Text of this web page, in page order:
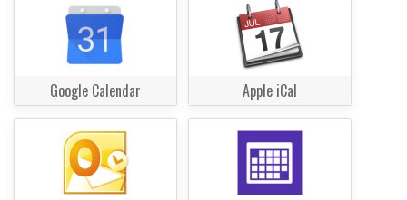
Google Calendar Apple iCal